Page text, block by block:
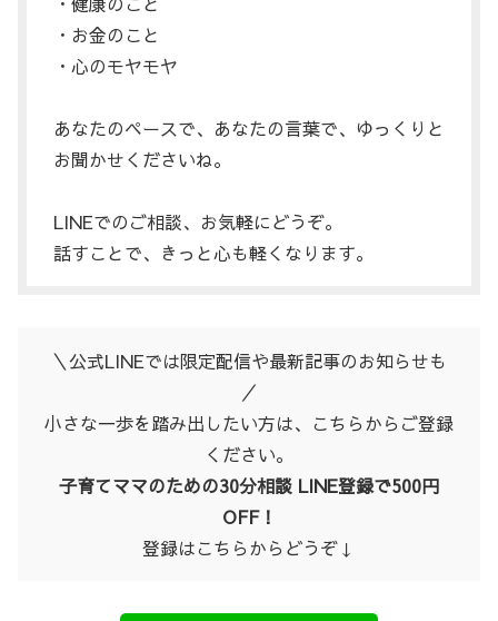
・お金のこと
・心のモヤモヤ
あなたのペースで、あなたの言葉で、ゆっくりと
お聞かせくださいね。
LINEでのご相談、お気軽にどうぞ。
話すことで、きっと心も軽くなります。
＼公式LINEでは限定配信や最新記事のお知らせも
／
小さな一歩を踏み出したい方は、こちらからご登録
ください。
子育てママのための30分相談 LINE登録で500円
OFF！
登録はこちらからどうぞ↓